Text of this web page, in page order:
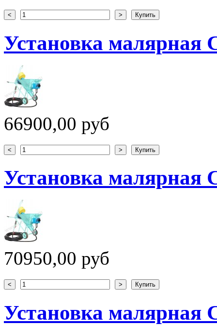
Установка малярная
66900,00 руб
Установка малярная
70950,00 руб
Установка малярная